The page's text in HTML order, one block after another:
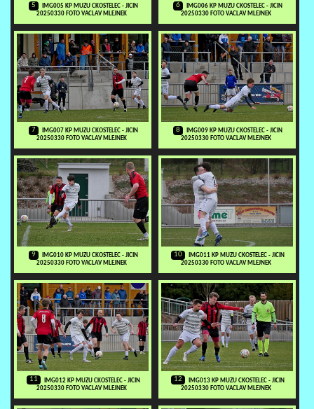
5
IMG005 KP MUZU CKOSTELEC - JICIN
20250330 FOTO VACLAV MLEJNEK
6
IMG006 KP MUZU CKOSTELEC - JICIN
20250330 FOTO VACLAV MLEJNEK
7
IMG007 KP MUZU CKOSTELEC - JICIN
20250330 FOTO VACLAV MLEJNEK
8
IMG009 KP MUZU CKOSTELEC - JICIN
20250330 FOTO VACLAV MLEJNEK
9
IMG010 KP MUZU CKOSTELEC - JICIN
20250330 FOTO VACLAV MLEJNEK
10
IMG011 KP MUZU CKOSTELEC - JICIN
20250330 FOTO VACLAV MLEJNEK
11
IMG012 KP MUZU CKOSTELEC - JICIN
20250330 FOTO VACLAV MLEJNEK
12
IMG013 KP MUZU CKOSTELEC - JICIN
20250330 FOTO VACLAV MLEJNEK